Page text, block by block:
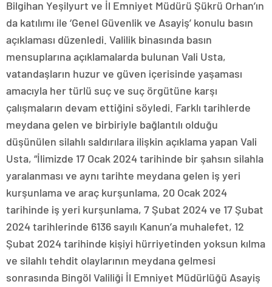
Bilgihan Yeşilyurt ve İl Emniyet Müdürü Şükrü Orhan’ın
da katılımı ile ‘Genel Güvenlik ve Asayiş’ konulu basın
açıklaması düzenledi. Valilik binasında basın
mensuplarına açıklamalarda bulunan Vali Usta,
vatandaşların huzur ve güven içerisinde yaşaması
amacıyla her türlü suç ve suç örgütüne karşı
çalışmaların devam ettiğini söyledi. Farklı tarihlerde
meydana gelen ve birbiriyle bağlantılı olduğu
düşünülen silahlı saldırılara ilişkin açıklama yapan Vali
Usta, “İlimizde 17 Ocak 2024 tarihinde bir şahsın silahla
yaralanması ve aynı tarihte meydana gelen iş yeri
kurşunlama ve araç kurşunlama, 20 Ocak 2024
tarihinde iş yeri kurşunlama, 7 Şubat 2024 ve 17 Şubat
2024 tarihlerinde 6136 sayılı Kanun’a muhalefet, 12
Şubat 2024 tarihinde kişiyi hürriyetinden yoksun kılma
ve silahlı tehdit olaylarının meydana gelmesi
sonrasında Bingöl Valiliği İl Emniyet Müdürlüğü Asayiş